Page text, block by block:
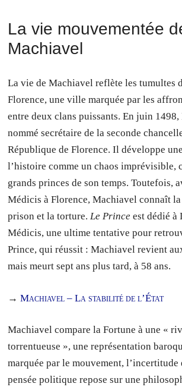
La vie mouvementée
Machiavel
La vie de Machiavel reflète les tumultes
Florence, une ville marquée par les
entre deux clans puissants. En juin
nommé secrétaire de la seconde
République de Florence. Il développe
l’histoire comme un chaos imprévisible,
grands princes de son temps. Toutefois,
Médicis à Florence, Machiavel connaît
prison et la torture.Le Prince est dédié à
Médicis, une ultime tentative pour
Prince, qui réussit : Machiavel revient
mais meurt sept ans plus tard, à 58 ans.
→Machiavel – La stabilité de l’État
Machiavel compare la Fortune à une «
torrentueuse », une représentation
marquée par le mouvement, l’incertitude
pensée politique repose sur une